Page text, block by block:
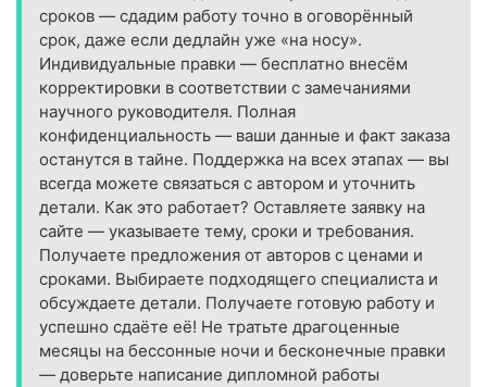
сроков — сдадим работу точно в оговорённый
срок, даже если дедлайн уже «на носу».
Индивидуальные правки — бесплатно внесём
корректировки в соответствии с замечаниями
научного руководителя. Полная
конфиденциальность — ваши данные и факт заказа
останутся в тайне. Поддержка на всех этапах — вы
всегда можете связаться с автором и уточнить
детали. Как это работает? Оставляете заявку на
сайте — указываете тему, сроки и требования.
Получаете предложения от авторов с ценами и
сроками. Выбираете подходящего специалиста и
обсуждаете детали. Получаете готовую работу и
успешно сдаёте её! Не тратьте драгоценные
месяцы на бессонные ночи и бесконечные правки
— доверьте написание дипломной работы